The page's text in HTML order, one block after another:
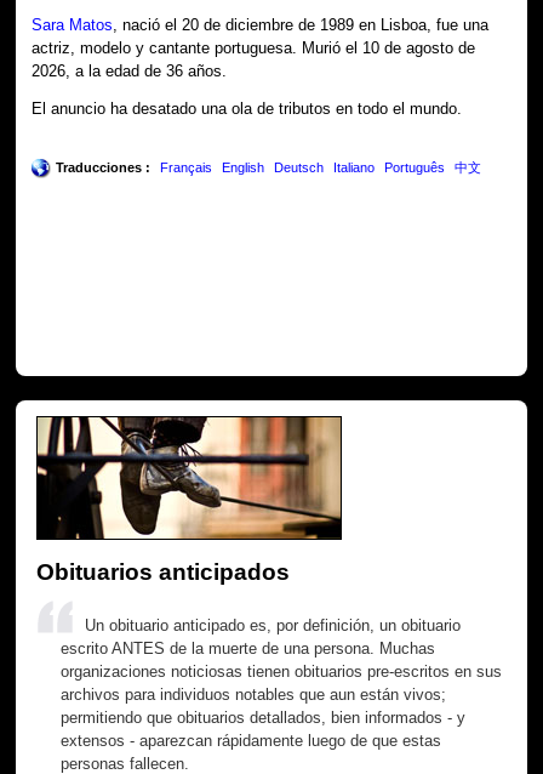
Sara Matos , nació el 20 de diciembre de 1989 en Lisboa, fue una
actriz, modelo y cantante portuguesa. Murió el 10 de agosto de
2026, a la edad de 36 años.
El anuncio ha desatado una ola de tributos en todo el mundo.
Traducciones : Français English Deutsch Italiano Português 中文
Obituarios anticipados
Un obituario anticipado es, por definición, un obituario
escrito ANTES de la muerte de una persona. Muchas
organizaciones noticiosas tienen obituarios pre-escritos en sus
archivos para individuos notables que aun están vivos;
permitiendo que obituarios detallados, bien informados - y
extensos - aparezcan rápidamente luego de que estas
personas fallecen.